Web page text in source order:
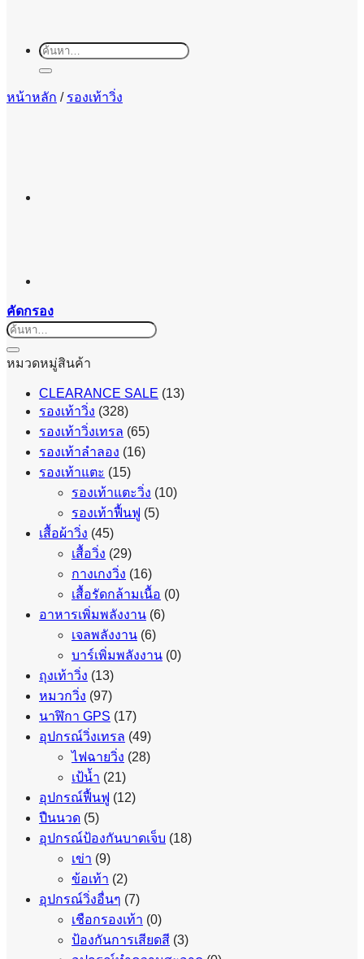
ค้นหา:
หน้าหลัก / รองเท้าวิ่ง
คัดกรอง
ค้นหา:
หมวดหมู่สินค้า
CLEARANCE SALE (13)
รองเท้าวิ่ง (328)
รองเท้าวิ่งเทรล (65)
รองเท้าลำลอง (16)
รองเท้าแตะ (15)
รองเท้าแตะวิ่ง (10)
รองเท้าฟื้นฟู (5)
เสื้อผ้าวิ่ง (45)
เสื้อวิ่ง (29)
กางเกงวิ่ง (16)
เสื้อรัดกล้ามเนื้อ (0)
อาหารเพิ่มพลังงาน (6)
เจลพลังงาน (6)
บาร์เพิ่มพลังงาน (0)
ถุงเท้าวิ่ง (13)
หมวกวิ่ง (97)
นาฬิกา GPS (17)
อุปกรณ์วิ่งเทรล (49)
ไฟฉายวิ่ง (28)
เป้น้ำ (21)
อุปกรณ์ฟื้นฟู (12)
ปืนนวด (5)
อุปกรณ์ป้องกันบาดเจ็บ (18)
เข่า (9)
ข้อเท้า (2)
อุปกรณ์วิ่งอื่นๆ (7)
เชือกรองเท้า (0)
ป้องกันการเสียดสี (3)